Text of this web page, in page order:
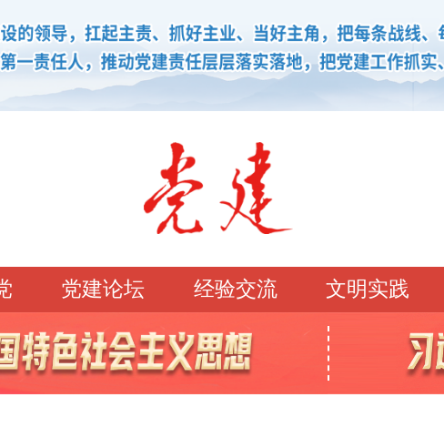
党建论坛 经验交流 文明实践
学习园地 理论强党 党建论坛 工作
先锋模范 学史明理 经典常读 文化